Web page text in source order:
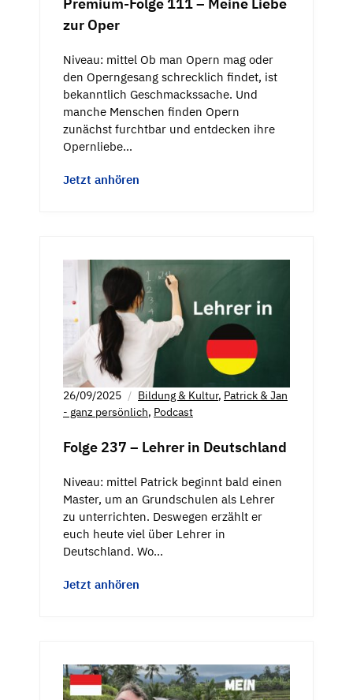
zur Oper
Niveau: mittel Ob man Opern mag oder
den Operngesang schrecklich findet, ist
bekanntlich Geschmackssache. Und
manche Menschen finden Opern
zunächst furchtbar und entdecken ihre
Opernliebe…
Jetzt anhören
26/09/2025 Bildung & Kultur, Patrick & Jan
- ganz persönlich, Podcast
Folge 237 – Lehrer in Deutschland
Niveau: mittel Patrick beginnt bald einen
Master, um an Grundschulen als Lehrer
zu unterrichten. Deswegen erzählt er
euch heute viel über Lehrer in
Deutschland. Wo…
Jetzt anhören